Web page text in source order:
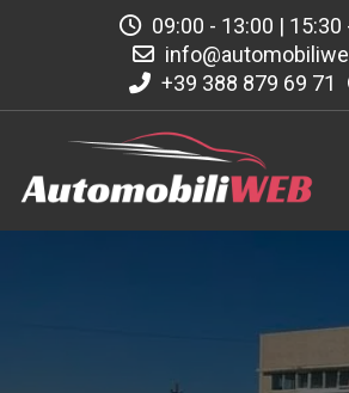
09:00 - 13:00 | 15:30
+39 388 879 69 71